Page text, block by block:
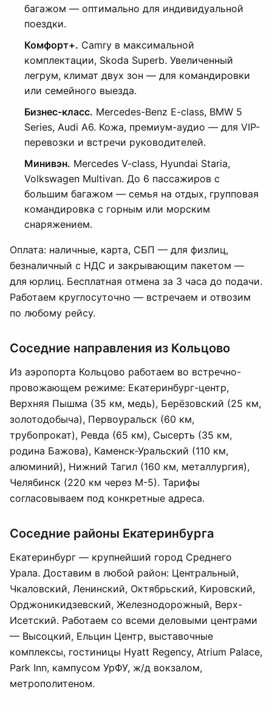
багажом — оптимально для индивидуальной
поездки.
Комфорт+. Camry в максимальной
комплектации, Skoda Superb. Увеличенный
легрум, климат двух зон — для командировки
или семейного выезда.
Бизнес-класс. Mercedes-Benz E-class, BMW 5
Series, Audi A6. Кожа, премиум-аудио — для VIP-
перевозки и встречи руководителей.
Минивэн. Mercedes V-class, Hyundai Staria,
Volkswagen Multivan. До 6 пассажиров с
большим багажом — семья на отдых, групповая
командировка с горным или морским
снаряжением.
Оплата: наличные, карта, СБП — для физлиц,
безналичный с НДС и закрывающим пакетом —
для юрлиц. Бесплатная отмена за 3 часа до подачи.
Работаем круглосуточно — встречаем и отвозим
по любому рейсу.
Соседние направления из Кольцово
Из аэропорта Кольцово работаем во встречно-
провожающем режиме: Екатеринбург-центр,
Верхняя Пышма (35 км, медь), Берёзовский (25 км,
золотодобыча), Первоуральск (60 км,
трубопрокат), Ревда (65 км), Сысерть (35 км,
родина Бажова), Каменск-Уральский (110 км,
алюминий), Нижний Тагил (160 км, металлургия),
Челябинск (220 км через М-5). Тарифы
согласовываем под конкретные адреса.
Соседние районы Екатеринбурга
Екатеринбург — крупнейший город Среднего
Урала. Доставим в любой район: Центральный,
Чкаловский, Ленинский, Октябрьский, Кировский,
Орджоникидзевский, Железнодорожный, Верх-
Исетский. Работаем со всеми деловыми центрами
— Высоцкий, Ельцин Центр, выставочные
комплексы, гостиницы Hyatt Regency, Atrium Palace,
Park Inn, кампусом УрФУ, ж/д вокзалом,
метрополитеном.